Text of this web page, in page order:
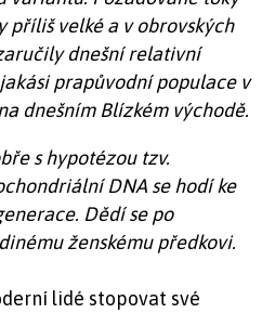
příliš velké a v obrovských
dnešní relativní
prapůvodní populace v
dnešním Blízkém východě.
s hypotézou tzv.
DNA se hodí ke
Dědí se po
ženskému předkovi.
lidé stopovat své